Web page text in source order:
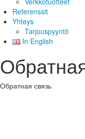
Referenssit
Yhteys
Tarjouspyyntö
In English
Обратная связь